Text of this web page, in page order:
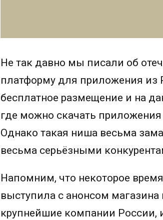
Не так давно мы писали об
платформу для приложения из
бесплатное размещение и на
где можно скачать
Однако такая ниша весьма
весьма серьёзными
Напомним, что некоторое
выступила с анонсом
крупнейшие компании